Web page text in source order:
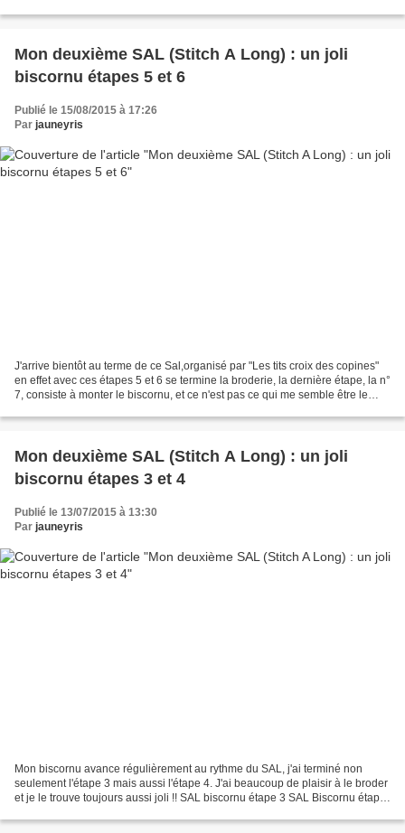
Mon deuxième SAL (Stitch A Long) : un joli
biscornu étapes 5 et 6
Publié le 15/08/2015 à 17:26
Par jauneyris
J'arrive bientôt au terme de ce Sal,organisé par "Les tits croix des copines"
en effet avec ces étapes 5 et 6 se termine la broderie, la dernière étape, la n°
7, consiste à monter le biscornu, et ce n'est pas ce qui me semble être le
Mon deuxième SAL (Stitch A Long) : un joli
biscornu étapes 3 et 4
Publié le 13/07/2015 à 13:30
Par jauneyris
Mon biscornu avance régulièrement au rythme du SAL, j'ai terminé non
seulement l'étape 3 mais aussi l'étape 4. J'ai beaucoup de plaisir à le broder
et je le trouve toujours aussi joli !! SAL biscornu étape 3 SAL Biscornu étape